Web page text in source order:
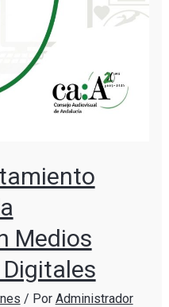
Medios
/ Por Administrador